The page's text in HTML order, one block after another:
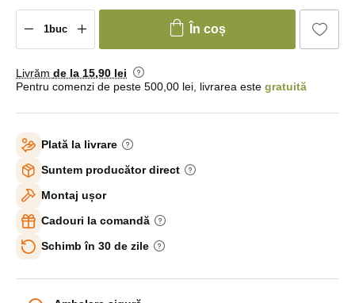
În coș
Livrăm de la 15,90 lei
Pentru comenzi de peste 500,00 lei, livrarea este gratuită
Plată la livrare
Suntem producător direct
Montaj ușor
Cadouri la comandă
Schimb în 30 de zile